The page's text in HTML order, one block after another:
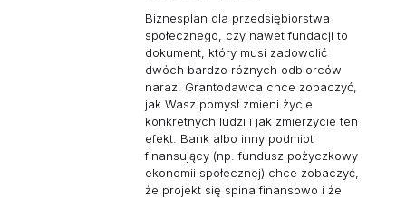
Biznesplan dla przedsiębiorstwa
społecznego, czy nawet fundacji to
dokument, który musi zadowolić
dwóch bardzo różnych odbiorców
naraz. Grantodawca chce zobaczyć,
jak Wasz pomysł zmieni życie
konkretnych ludzi i jak zmierzycie ten
efekt. Bank albo inny podmiot
finansujący (np. fundusz pożyczkowy
ekonomii społecznej) chce zobaczyć,
że projekt się spina finansowo i że